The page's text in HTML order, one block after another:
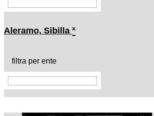
Aleramo, Sibilla ˟
filtra per ente